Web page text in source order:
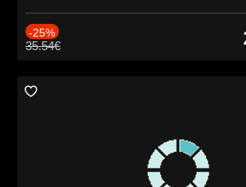
-25%
35.54€